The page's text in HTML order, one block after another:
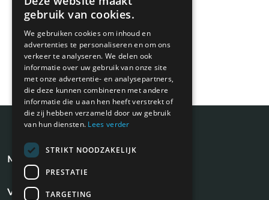
Meest recente blogs
Voor werkgevers
gebruik van cookies.
We gebruiken cookies om inhoud en
advertenties te personaliseren en om ons
verkeer te analyseren. We delen ook
informatie over uw gebruik van onze site
met onze advertentie- en analysepartners,
die deze kunnen combineren met andere
informatie die u aan hen heeft verstrekt of
die zij hebben verzameld door uw gebruik
van hun diensten. Lees verder
STRIKT NOODZAKELIJK
PRESTATIE
TARGETING